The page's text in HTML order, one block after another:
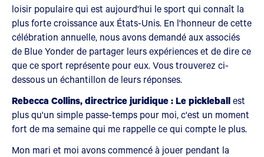
loisir populaire qui est aujourd'hui le sport qui connaît la
plus forte croissance aux États-Unis. En l'honneur de cette
célébration annuelle, nous avons demandé aux associés
de Blue Yonder de partager leurs expériences et de dire ce
que ce sport représente pour eux. Vous trouverez ci-
dessous un échantillon de leurs réponses.
Rebecca Collins, directrice juridique : Le pickleballest
plus qu'un simple passe-temps pour moi, c'est un moment
fort de ma semaine qui me rappelle ce qui compte le plus.
Mon mari et moi avons commencé à jouer pendant la